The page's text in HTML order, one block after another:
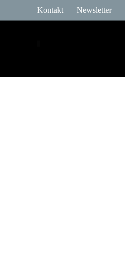
Kontakt Newsletter